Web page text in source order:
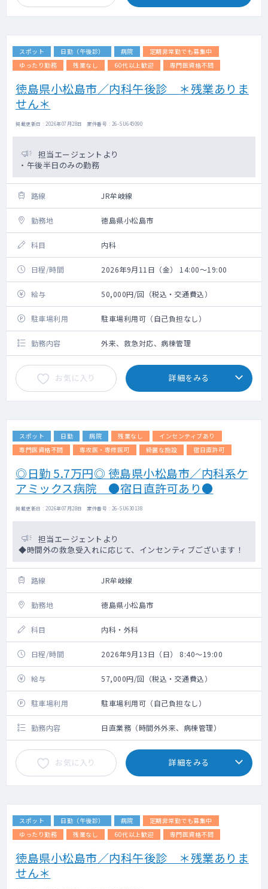
スポット 日勤（午後診） 病院
定期非常勤でも募集中
ゆったり勤務
残業なし 60代以上歓迎 専門医資格不問
徳島県小松島市／内科午後診 ＊残業ありま
せん＊
掲載更新日 : 2026年07月28日 案件番号 : 26-SU645090
担当エージェントより
・午後半日のみの勤務
路線 JR牟岐線
勤務地 徳島県小松島市
科目 内科
日程/時間 2026年9月11日（金） 14:00～19:00
給与 50,000円/回（税込・交通費込）
駐車場利用 駐車場利用可（自己負担なし）
勤務内容 外来、救急対応、病棟管理
お気に入り 詳細をみる
スポット 日勤 病院 残業なし
インセンティブあり
専門医資格不問
専攻医・専修医可 綺麗な施設 宿日直許可
◎日勤 5.7万円◎ 徳島県小松島市／内科系ケ
アミックス病院 ●宿日直許可あり●
掲載更新日 : 2026年07月28日 案件番号 : 26-SU630138
担当エージェントより
◆時間外の救急受入れに応じて、インセンティブございます！
路線 JR牟岐線
勤務地 徳島県小松島市
科目 内科・外科
日程/時間 2026年9月13日（日） 8:40～19:00
給与 57,000円/回（税込・交通費込）
駐車場利用 駐車場利用可（自己負担なし）
勤務内容 日直業務（時間外外来、病棟管理）
お気に入り 詳細をみる
スポット 日勤（午後診） 病院
定期非常勤でも募集中
ゆったり勤務
残業なし 60代以上歓迎 専門医資格不問
徳島県小松島市／内科午後診 ＊残業ありま
せん＊